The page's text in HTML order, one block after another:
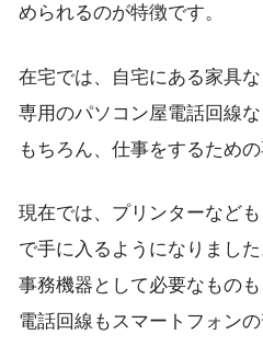
められるのが特徴です。
在宅では、自宅にある家具な
専用のパソコン屋電話回線
もちろん、仕事をするため
現在では、プリンターなど
で手に入るようになりました
事務機器として必要なもの
電話回線もスマートフォン